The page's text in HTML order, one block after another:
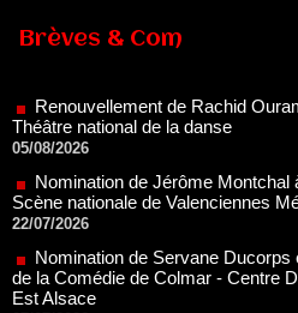
Brèves & Com
Renouvellement de Rachid
Théâtre national de la danse
Nomination de Jérôme Montchal
Scène nationale de Valenciennes
22/07/2026
Nomination de Servane Ducorps
de la Comédie de Colmar - Centre
Est Alsace
07/07/2026
Thomas Jolly et Laëtitia Guédon
TNP